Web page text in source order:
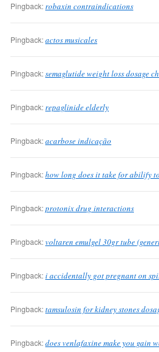
Pingback:robaxin contraindications
Pingback:actos musicales
Pingback:semaglutide weight loss dosage
Pingback:repaglinide elderly
Pingback:acarbose indicação
Pingback:how long does it take for abilify
Pingback:protonix drug interactions
Pingback:voltaren emulgel 30gr tube
Pingback:i accidentally got pregnant on
Pingback:tamsulosin for kidney stones
Pingback:does venlafaxine make you gain